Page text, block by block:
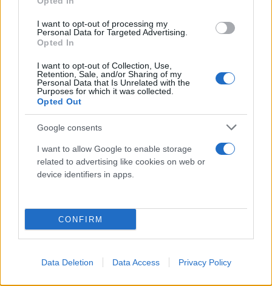
I want to opt-out of processing my
Personal Data for Targeted Advertising.
Opted In
I want to opt-out of Collection, Use,
Retention, Sale, and/or Sharing of my
Personal Data that Is Unrelated with the
Purposes for which it was collected.
Opted Out
Google consents
I want to allow Google to enable storage
related to advertising like cookies on web or
device identifiers in apps.
CONFIRM
Data Deletion Data Access Privacy Policy
την εβδομάδα.